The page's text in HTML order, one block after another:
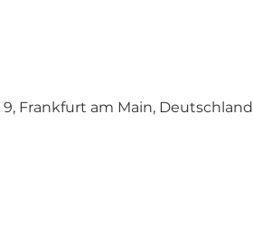
Frankfurt am Main, Deutschland